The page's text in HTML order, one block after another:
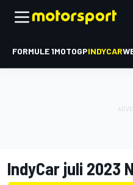
FORMULE 1MOTOGPINDYCAR
IndyCar juli 2023